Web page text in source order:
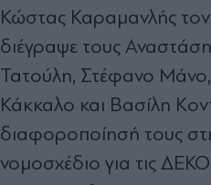
Κώστας Καραµανλής
διέγραψε τους
Τατούλη, Στέφανο
Κάκκαλο και Βασίλη
διαφοροποίησή τους
νοµοσχέδιο για τις